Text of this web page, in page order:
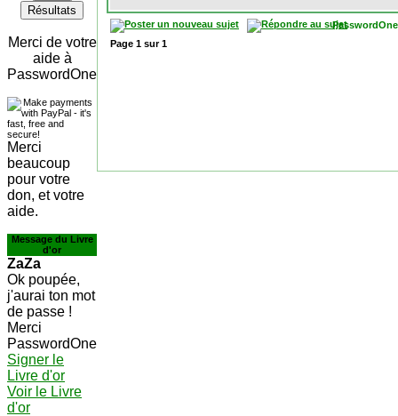
Résultats
Merci de votre
aide à
PasswordOne
Merci
beaucoup
pour votre
don, et votre
aide.
Message du Livre
d'or
ZaZa
Ok poupée,
j'aurai ton mot
de passe !
Merci
PasswordOne
Signer le
Livre d'or
Voir le Livre
d'or
Page 1 sur1